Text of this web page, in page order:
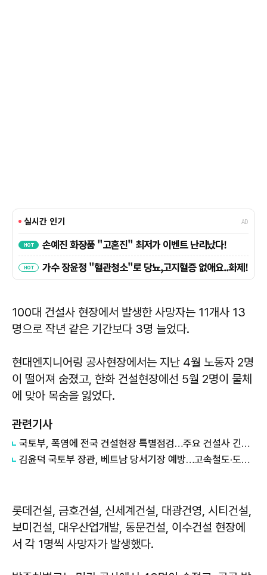
100대 건설사 현장에서 발생한 사망자는 11개사 13
명으로 작년 같은 기간보다 3명 늘었다.
현대엔지니어링 공사현장에서는 지난 4월 노동자 2명
이 떨어져 숨졌고, 한화 건설현장에선 5월 2명이 물체
에 맞아 목숨을 잃었다.
관련기사
국토부, 폭염에 전국 건설현장 특별점검…주요 건설사 긴급회의 개최
김윤덕 국토부 장관, 베트남 당서기장 예방…고속철도·도시개발 협력 구체화
롯데건설, 금호건설, 신세계건설, 대광건영, 시티건설,
보미건설, 대우산업개발, 동문건설, 이수건설 현장에
서 각 1명씩 사망자가 발생했다.